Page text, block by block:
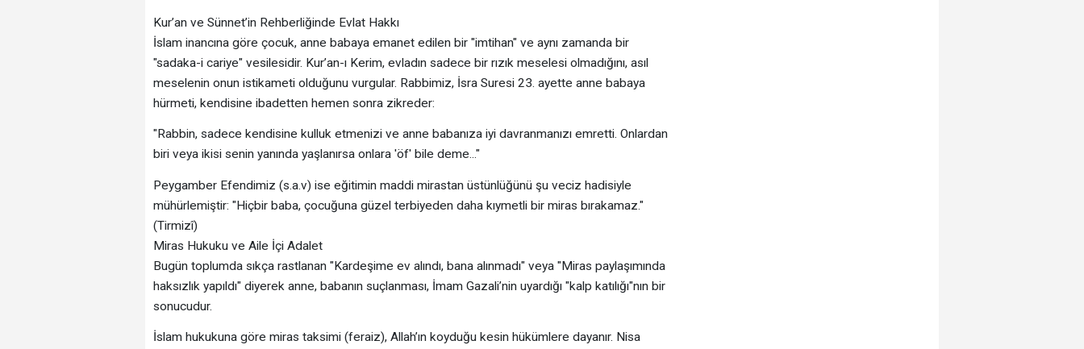
​Kur’an ve Sünnet’in Rehberliğinde Evlat Hakkı
​İslam inancına göre çocuk, anne babaya emanet edilen bir "imtihan" ve aynı zamanda bir
"sadaka-i cariye" vesilesidir. Kur’an-ı Kerim, evladın sadece bir rızık meselesi olmadığını, asıl
meselenin onun istikameti olduğunu vurgular. Rabbimiz, İsra Suresi 23. ayette anne babaya
hürmeti, kendisine ibadetten hemen sonra zikreder:
​"Rabbin, sadece kendisine kulluk etmenizi ve anne babanıza iyi davranmanızı emretti. Onlardan
biri veya ikisi senin yanında yaşlanırsa onlara 'öf' bile deme..."
​Peygamber Efendimiz (s.a.v) ise eğitimin maddi mirastan üstünlüğünü şu veciz hadisiyle
mühürlemiştir: "Hiçbir baba, çocuğuna güzel terbiyeden daha kıymetli bir miras bırakamaz."
(Tirmizî)
​Miras Hukuku ve Aile İçi Adalet
​Bugün toplumda sıkça rastlanan "Kardeşime ev alındı, bana alınmadı" veya "Miras paylaşımında
haksızlık yapıldı" diyerek anne, babanın suçlanması, İmam Gazali’nin uyardığı "kalp katılığı"nın bir
sonucudur.
​İslam hukukuna göre miras taksimi (feraiz), Allah’ın koyduğu kesin hükümlere dayanır. Nisa